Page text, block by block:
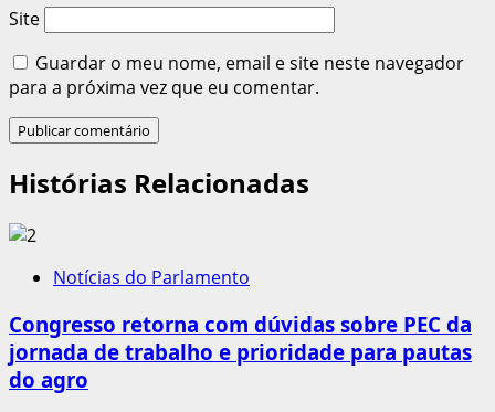
Site
Guardar o meu nome, email e site neste navegador
para a próxima vez que eu comentar.
Histórias Relacionadas
Notícias do Parlamento
Congresso retorna com dúvidas sobre PEC da
jornada de trabalho e prioridade para pautas
do agro